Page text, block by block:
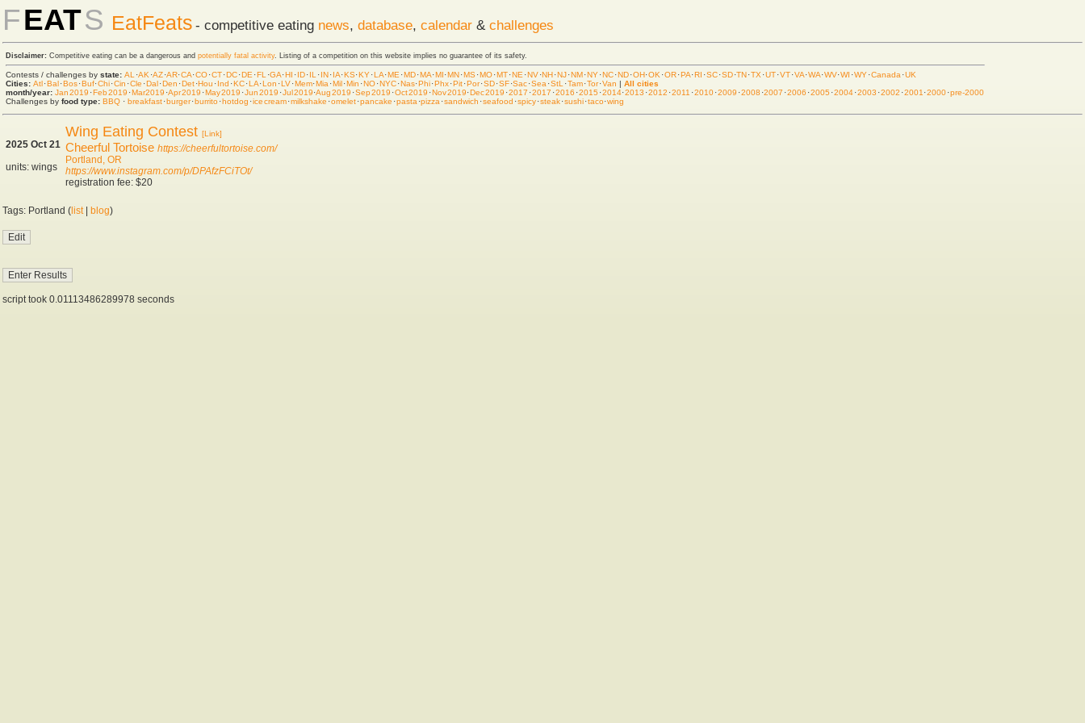
FEATS EatFeats - competitive eating news, database, calendar & challenges
Disclaimer: Competitive eating can be a dangerous and potentially fatal activity. Listing of a competition on this website implies no guarantee of its safety.
Contests / challenges by state: AL ·AK ·AZ·AR·CA·CO·CT·DC·DE ·FL ·GA·HI ·ID·IL ·IN·IA·KS·KY·LA·ME ·MD·MA·MI·MN·MS·MO·MT·NE ·NV·NH·NJ·NM·NY·NC·ND·OH·OK ·OR·PA·RI ·SC·SD·TN·TX ·UT·VT·VA·WA·WV·WI ·WY·Canada ·UK
Cities: Atl·Bal·Bos·Buf·Chi·Cin ·Cle ·Dal·Den ·Det·Hou ·Ind ·KC·LA·Lon ·LV·Mem·Mia ·Mil·Min ·NO·NYC·Nas·Phi·Phx·Pit·Por·SD·SF·Sac·Sea ·StL ·Tam·Tor·Van | All cities
month/year: Jan 2019 ·Feb 2019 ·Mar 2019 ·Apr 2019 ·May 2019 ·Jun 2019 ·Jul 2019·Aug 2019 ·Sep 2019 ·Oct 2019 ·Nov 2019·Dec 2019 ·2017 ·2017 ·2016 ·2015 ·2014·2013 ·2012 ·2011 ·2010·2009 ·2008 ·2007 ·2006 ·2005 ·2004·2003 ·2002 ·2001 ·2000·pre-2000
Challenges by food type: BBQ · breakfast·burger·burrito·hot dog ·ice cream·milkshake ·omelet·pancake ·pasta ·pizza ·sandwich ·seafood ·spicy·steak·sushi·taco·wing
2025 Oct 21
units: wings
Wing Eating Contest [Link]
Cheerful Tortoise https://cheerfultortoise.com/
Portland, OR
https://www.instagram.com/p/DPAfzFCiTOt/
registration fee: $20
Tags: Portland ( list| blog)
script took 0.01113486289978 seconds